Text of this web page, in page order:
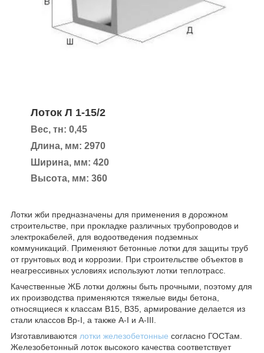
Лоток Л 1-15/2
Вес, тн: 0,45
Длина, мм: 2970
Ширина, мм: 420
Высота, мм: 360
Лотки жби предназначены для применения в дорожном
строительстве, при прокладке различных трубопроводов и
электрокабелей, для водоотведения подземных
коммуникаций. Применяют бетонные лотки для защиты труб
от грунтовых вод и коррозии. При строительстве объектов в
неагрессивных условиях используют лотки теплотрасс.
Качественные ЖБ лотки должны быть прочными, поэтому для
их производства применяются тяжелые виды бетона,
относящиеся к классам В15, В35, армирование делается из
стали классов Вр-I, а также А-I и А-III.
Изготавливаются лотки железобетонные согласно ГОСТам.
Железобетонный лоток высокого качества соответствует